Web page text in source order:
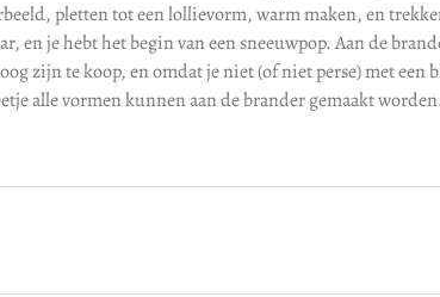
pletten tot een lollievorm, warm maken, en
en je hebt het begin van een sneeuwpop. Aan de
zijn te koop, en omdat je niet (of niet perse) met
alle vormen kunnen aan de brander gemaakt